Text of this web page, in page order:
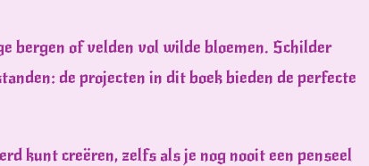
bergen of velden vol wilde bloemen. Schilder
de projecten in dit boek bieden de perfecte
kunt creëren, zelfs als je nog nooit een penseel